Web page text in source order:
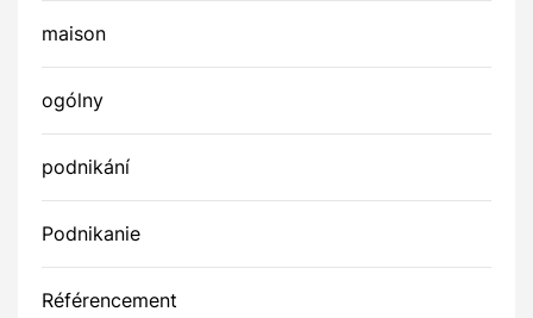
maison
ogólny
podnikání
Podnikanie
Référencement